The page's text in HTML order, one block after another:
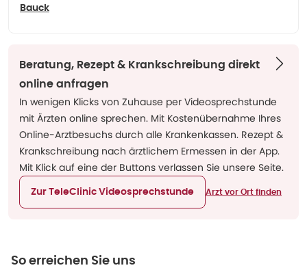
Bauck
Beratung, Rezept & Krankschreibung direkt
online anfragen
In wenigen Klicks von Zuhause per Videosprechstunde
mit Ärzten online sprechen. Mit Kostenübernahme Ihres
Online-Arztbesuchs durch alle Krankenkassen. Rezept &
Krankschreibung nach ärztlichem Ermessen in der App.
Mit Klick auf eine der Buttons verlassen Sie unsere Seite.
Zur TeleClinic Videosprechstunde Arzt vor Ort finden
So erreichen Sie uns